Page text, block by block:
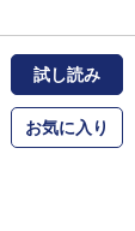
試し読み
お気に入り